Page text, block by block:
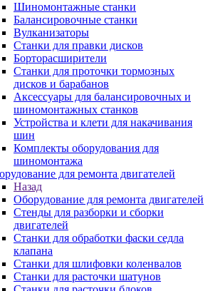
Шиномонтажные станки
Балансировочные станки
Вулканизаторы
Станки для правки дисков
Борторасширители
Станки для проточки тормозных
дисков и барабанов
Аксессуары для балансировочных и
шиномонтажных станков
Устройства и клети для накачивания
шин
Комплекты оборудования для
шиномонтажа
для ремонта двигателей
Назад
Оборудование для ремонта двигателей
Стенды для разборки и сборки
двигателей
Станки для обработки фаски седла
клапана
Станки для шлифовки коленвалов
Станки для расточки шатунов